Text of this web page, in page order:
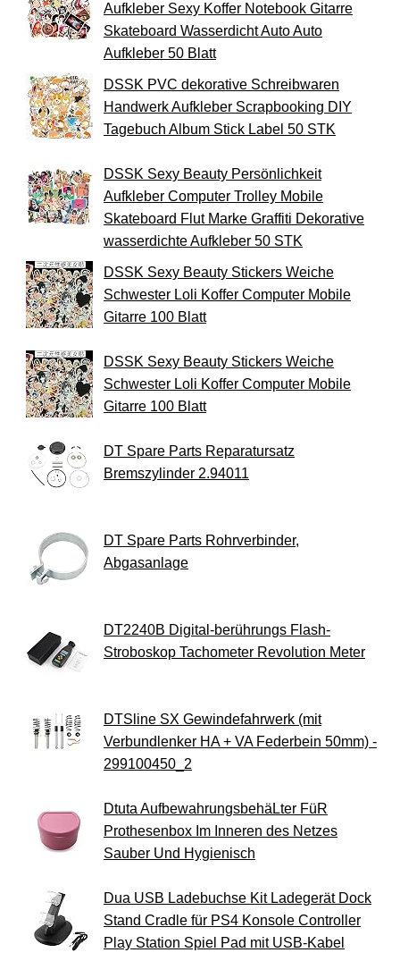
Aufkleber Sexy Koffer Notebook Gitarre
Skateboard Wasserdicht Auto Auto
Aufkleber 50 Blatt
DSSK PVC dekorative Schreibwaren
Handwerk Aufkleber Scrapbooking DIY
Tagebuch Album Stick Label 50 STK
DSSK Sexy Beauty Persönlichkeit
Aufkleber Computer Trolley Mobile
Skateboard Flut Marke Graffiti Dekorative
wasserdichte Aufkleber 50 STK
DSSK Sexy Beauty Stickers Weiche
Schwester Loli Koffer Computer Mobile
Gitarre 100 Blatt
DSSK Sexy Beauty Stickers Weiche
Schwester Loli Koffer Computer Mobile
Gitarre 100 Blatt
DT Spare Parts Reparatursatz
Bremszylinder 2.94011
DT Spare Parts Rohrverbinder,
Abgasanlage
DT2240B Digital-berührungs Flash-
Stroboskop Tachometer Revolution Meter
DTSline SX Gewindefahrwerk (mit
Verbundlenker HA + VA Federbein 50mm) -
299100450_2
Dtuta AufbewahrungsbehäLter FüR
Prothesenbox Im Inneren des Netzes
Sauber Und Hygienisch
Dua USB Ladebuchse Kit Ladegerät Dock
Stand Cradle für PS4 Konsole Controller
Play Station Spiel Pad mit USB-Kabel